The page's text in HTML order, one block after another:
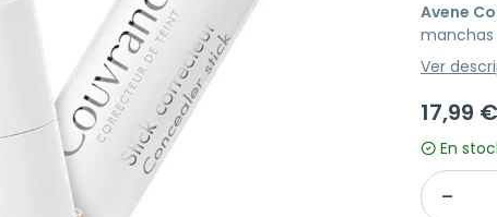
Avene
manchas
Ver
17,99 €
En